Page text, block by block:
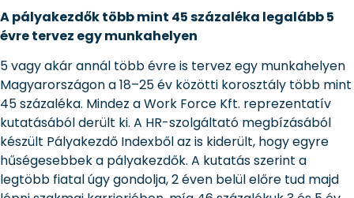
A pályakezdők több mint 45 százaléka legalább 5
évre tervez egy munkahelyen
5 vagy akár annál több évre is tervez egy munkahelyen
Magyarországon a 18–25 év közötti korosztály több mint
45 százaléka. Mindez a Work Force Kft. reprezentatív
kutatásából derült ki. A HR-szolgáltató megbízásából
készült Pályakezdő Indexből az is kiderült, hogy egyre
hűségesebbek a pályakezdők. A kutatás szerint a
legtöbb fiatal úgy gondolja, 2 éven belül előre tud majd